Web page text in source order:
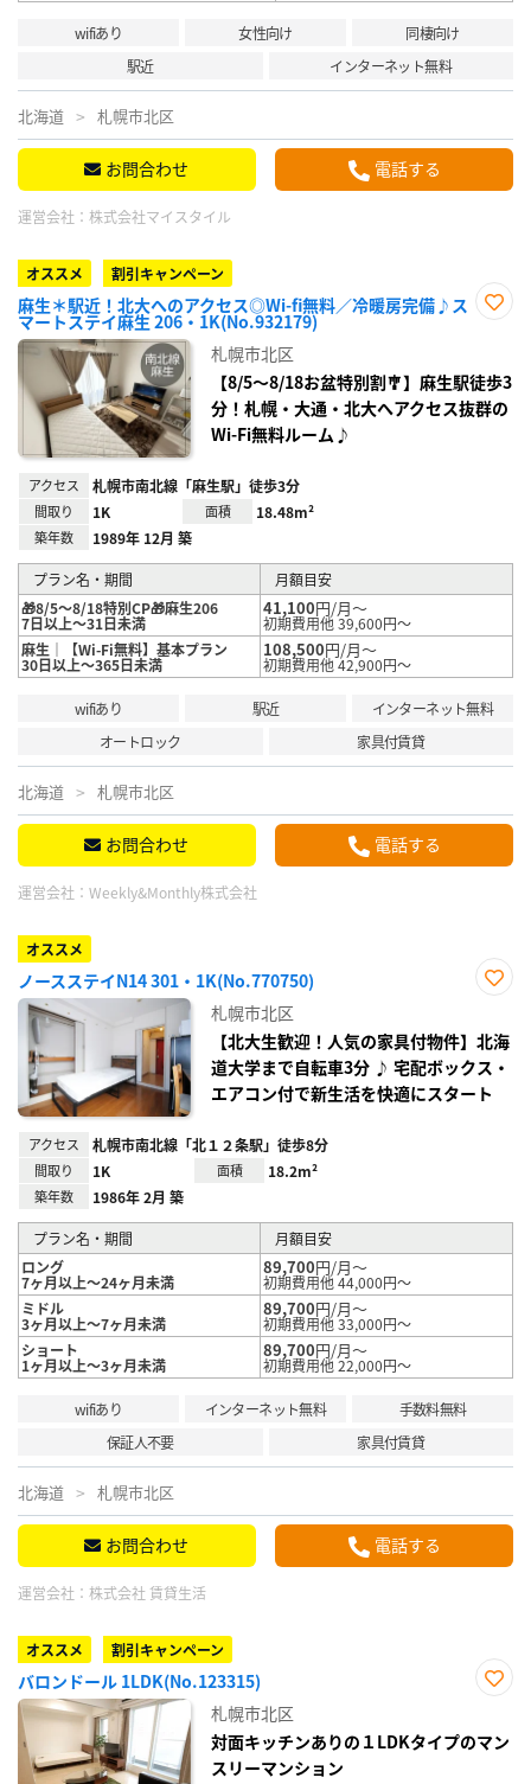
wifiあり 女性向け
同棲向け
駅近
インターネット無料
北海道 札幌市北区
お問合わせ 電話する
運営会社： 株式会社マイスタイル
オススメ 割引キャンペーン
麻生＊駅近！北大へのアクセス◎Wi-fi無料／冷暖房完備♪ス
マートステイ麻生 206・1K(No.932179)
録
札幌市北区
【8/5〜8/18お盆特別割🎐】麻生駅徒歩3
分！札幌・大通・北大へアクセス抜群の
Wi-Fi無料ルーム♪
アクセス 札幌市南北線「麻生駅」徒歩3分
間取り 1K 面積 18.48m²
築年数 1989年 12月 築
プラン名・期間
月額目安
🎁8/5～8/18特別CP🎁麻生206
7日以上～31日未満
41,100円/月～
初期費用他 39,600円～
麻生｜【Wi-Fi無料】基本プラン
30日以上～365日未満
108,500円/月～
初期費用他 42,900円～
wifiあり 駅近
インターネット無料
オートロック
家具付賃貸
北海道 札幌市北区
お問合わせ 電話する
運営会社： Weekly&Monthly株式会社
オススメ
ノースステイN14 301・1K(No.770750)
り登
録
札幌市北区
【北大生歓迎！人気の家具付物件】北海
道大学まで自転車3分 ♪ 宅配ボックス・
エアコン付で新生活を快適にスタート
アクセス 札幌市南北線「北１２条駅」徒歩8分
間取り 1K 面積 18.2m²
築年数 1986年 2月 築
プラン名・期間
月額目安
ロング
7ヶ月以上～24ヶ月未満
89,700円/月～
初期費用他 44,000円～
ミドル
3ヶ月以上～7ヶ月未満
89,700円/月～
初期費用他 33,000円～
ショート
1ヶ月以上～3ヶ月未満
89,700円/月～
初期費用他 22,000円～
wifiあり インターネット無料
手数料無料
保証人不要
家具付賃貸
北海道 札幌市北区
お問合わせ 電話する
運営会社： 株式会社 賃貸生活
オススメ 割引キャンペーン
バロンドール 1LDK(No.123315)
り登
録
札幌市北区
対面キッチンありの１LDKタイプのマン
スリーマンション